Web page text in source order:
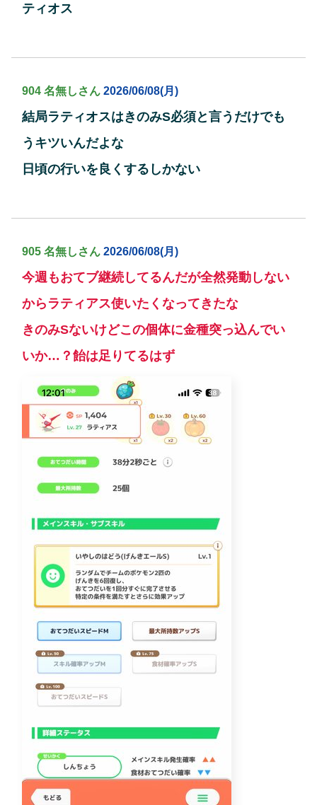
ティオス
904 名無しさん 2026/06/08(月)
結局ラティオスはきのみS必須と言うだけでも
うキツいんだよな
日頃の行いを良くするしかない
905 名無しさん 2026/06/08(月)
今週もおてブ継続してるんだが全然発動しない
からラティアス使いたくなってきたな
きのみSないけどこの個体に金種突っ込んでい
いか…？飴は足りてるはず